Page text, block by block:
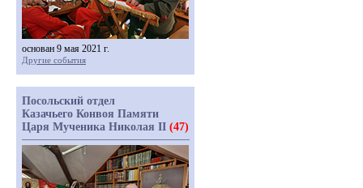
основан 9 мая 2021 г.
Другие события
Посольский отдел
Казачьего Конвоя Памяти
Царя Мученика Николая II (47)